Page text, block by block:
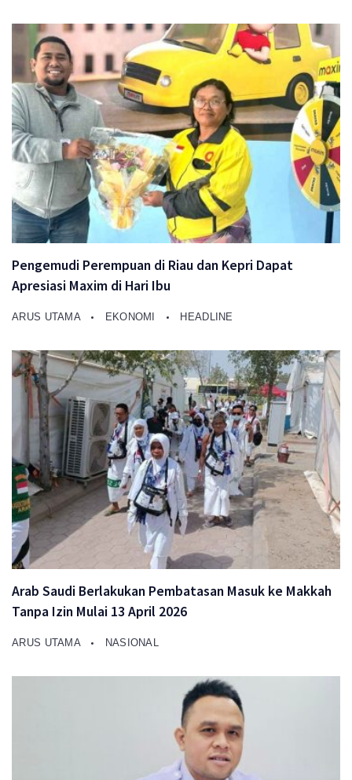
Pengemudi Perempuan di Riau dan Kepri Dapat
Apresiasi Maxim di Hari Ibu
ARUS UTAMA EKONOMI HEADLINE
Arab Saudi Berlakukan Pembatasan Masuk ke Makkah
Tanpa Izin Mulai 13 April 2026
ARUS UTAMA NASIONAL